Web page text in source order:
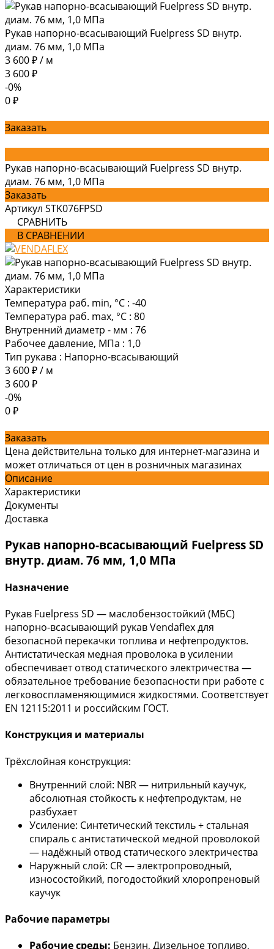
Рукав напорно-всасывающий Fuelpress SD внутр.
диам. 76 мм, 1,0 МПа
3 600 ₽/ м
3 600 ₽
-0%
0 ₽
Заказать
Рукав напорно-всасывающий Fuelpress SD внутр.
диам. 76 мм, 1,0 МПа
Заказать
Артикул STK076FPSD
СРАВНИТЬ
В СРАВНЕНИИ
Характеристики
Температура раб. min, °C : -40
Температура раб. max, °C : 80
Внутренний диаметр - мм : 76
Рабочее давление, МПа : 1,0
Тип рукава : Напорно-всасывающий
3 600 ₽/ м
3 600 ₽
-0%
0 ₽
Заказать
Цена действительна только для интернет-магазина и
может отличаться от цен в розничных магазинах
Описание
Характеристики
Документы
Доставка
Рукав напорно-всасывающий Fuelpress SD
внутр. диам. 76 мм, 1,0 МПа
Назначение
Рукав Fuelpress SD — маслобензостойкий (МБС)
напорно-всасывающий рукав Vendaflex для
безопасной перекачки топлива и нефтепродуктов.
Антистатическая медная проволока в усилении
обеспечивает отвод статического электричества —
обязательное требование безопасности при работе с
легковоспламеняющимися жидкостями. Соответствует
EN 12115:2011 и российским ГОСТ.
Конструкция и материалы
Трёхслойная конструкция:
Внутренний слой: NBR — нитрильный каучук,
абсолютная стойкость к нефтепродуктам, не
разбухает
Усиление: Синтетический текстиль + стальная
спираль с антистатической медной проволокой
— надёжный отвод статического электричества
Наружный слой: CR — электропроводный,
износостойкий, погодостойкий хлоропреновый
каучук
Рабочие параметры
Рабочие среды: Бензин, Дизельное топливо,